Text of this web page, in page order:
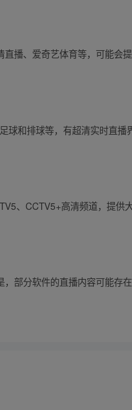
播、爱奇艺体育等，可能会
球和排球等，有超清实时直播
、CCTV5+高清频道，提供
部分软件的直播内容可能存